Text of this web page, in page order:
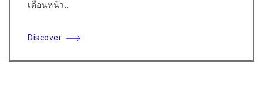
เดือนหน้า…
Discover